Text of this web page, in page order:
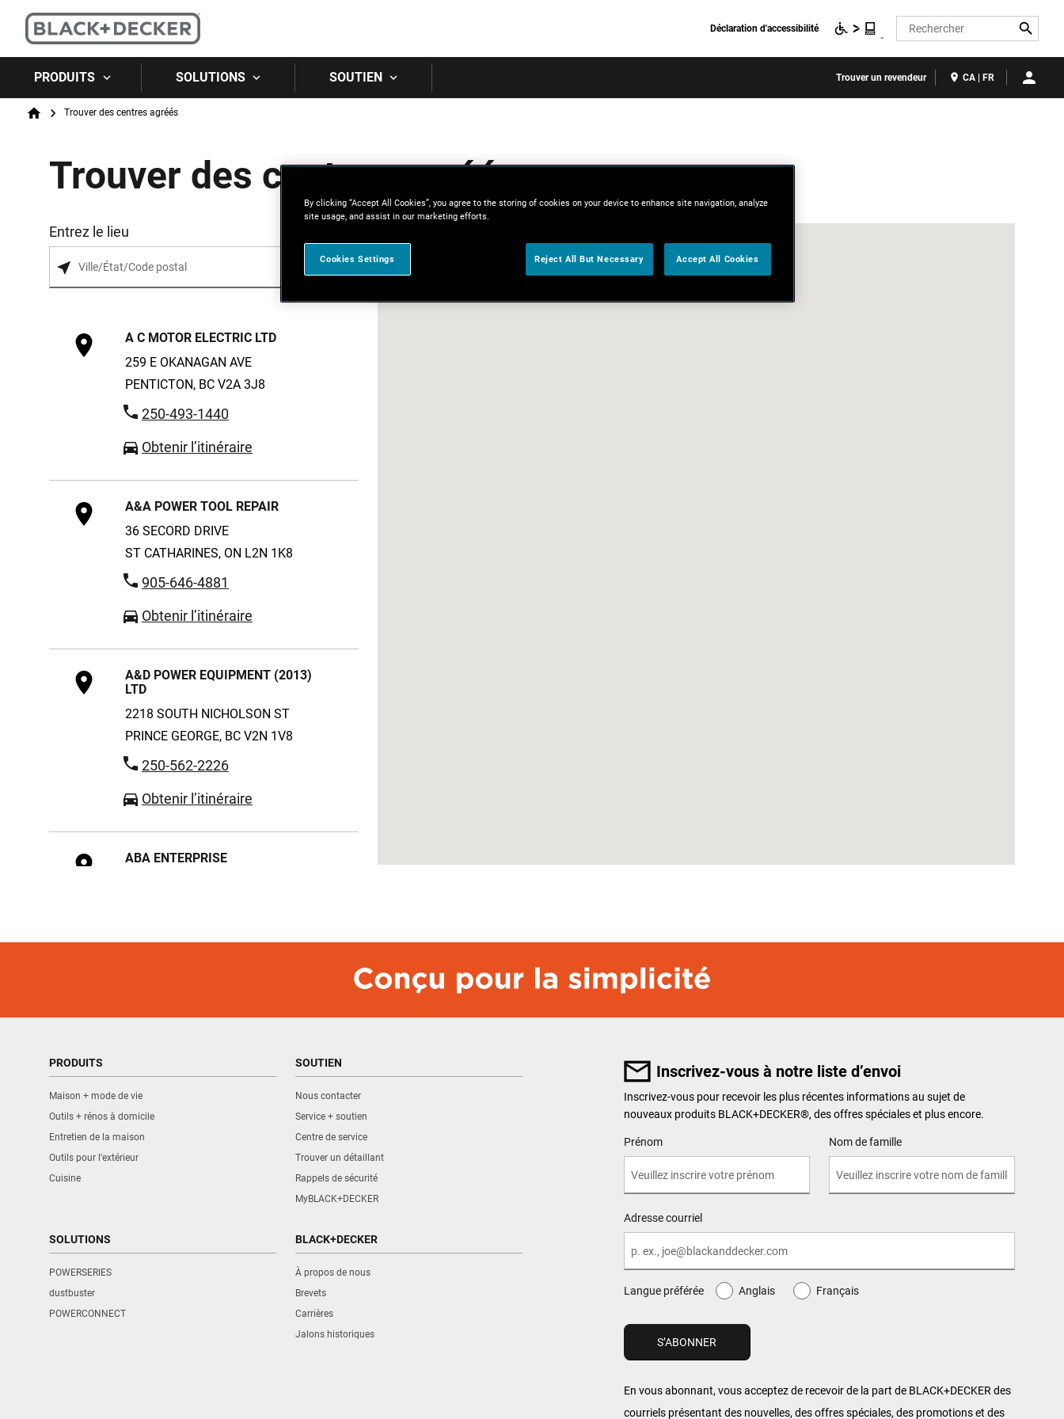
Déclaration d'accessibilité Search
PRODUITS SOLUTIONS SOUTIEN Trouver un revendeur CA | FR
Breadcrumb
HomeTrouver des centres agréés
Trouver des centres agréés
Entrez le lieu
A C MOTOR ELECTRIC LTD
259 E OKANAGAN AVE
PENTICTON, BC V2A 3J8
250-493-1440
Obtenir l’itinéraire
A&A POWER TOOL REPAIR
36 SECORD DRIVE
ST CATHARINES, ON L2N 1K8
905-646-4881
Obtenir l’itinéraire
A&D POWER EQUIPMENT (2013)
LTD
2218 SOUTH NICHOLSON ST
PRINCE GEORGE, BC V2N 1V8
250-562-2226
Obtenir l’itinéraire
ABA ENTERPRISE
ABBOTSFORD, BC V2S 7M9
604-859-9023
Obtenir l’itinéraire
PRODUITS
Maison + mode de vie
Outils + rénos à domicile
Entretien de la maison
Outils pour l’extérieur
Cuisine
SOUTIEN
Nous contacter
Service + soutien
Centre de service
Trouver un détaillant
Rappels de sécurité
MyBLACK+DECKER
SOLUTIONS
POWERSERIES
dustbuster
POWERCONNECT
BLACK+DECKER
À propos de nous
Brevets
Carrières
Jalons historiques
Inscrivez-vous à notre liste d’envoi
Inscrivez-vous pour recevoir les plus récentes informations au sujet de
nouveaux produits BLACK+DECKER®, des offres spéciales et plus encore.
User Details
Prénom Nom de famille
Adresse courriel
Langue préférée Anglais Français
En vous abonnant, vous acceptez de recevoir de la part de BLACK+DECKER des
courriels présentant des nouvelles, des offres spéciales, des promotions et des
By clicking “Accept All Cookies”, you agree to the storing of cookies on your device to enhance site navigation, analyze
site usage, and assist in our marketing efforts.
Cookies Settings Reject All But Necessary Accept All Cookies